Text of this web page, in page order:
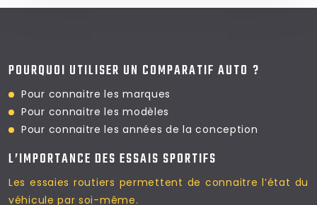
POURQUOI UTILISER UN COMPARATIF AUTO ?
Pour connaitre les marques
Pour connaitre les modèles
Pour connaitre lesannées de la conception
L’IMPORTANCE DES ESSAIS SPORTIFS
Les essaies routiers permettent de connaitre l’état du
véhicule par soi-même.